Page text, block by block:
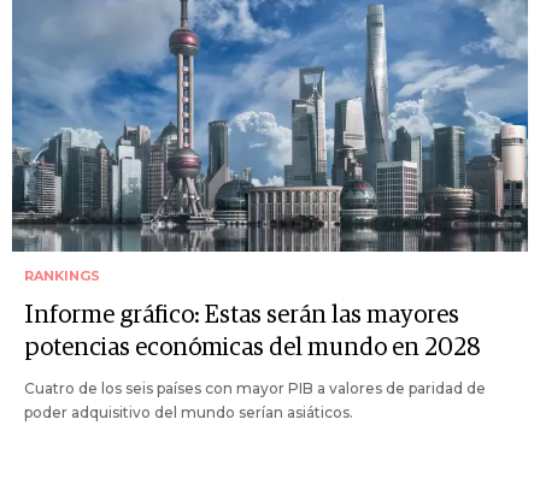
RANKINGS
Informe gráfico: Estas serán las mayores
potencias económicas del mundo en 2028
Cuatro de los seis países con mayor PIB a valores de paridad de
poder adquisitivo del mundo serían asiáticos.